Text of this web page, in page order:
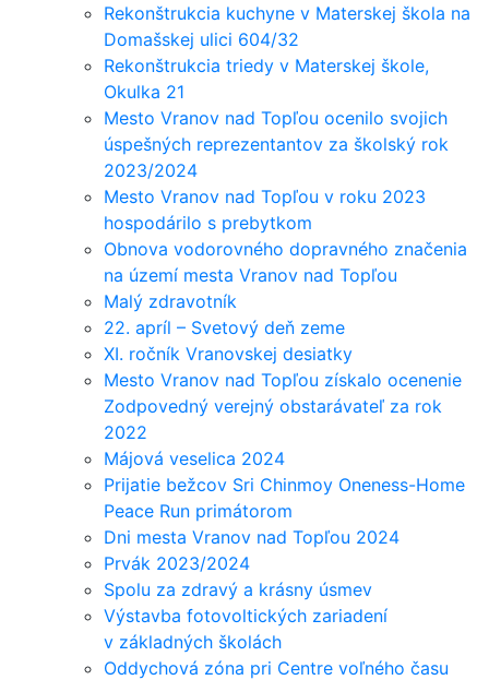
Rekonštrukcia kuchyne v Materskej škola na
Domašskej ulici 604/32
Rekonštrukcia triedy v Materskej škole,
Okulka 21
Mesto Vranov nad Topľou ocenilo svojich
úspešných reprezentantov za školský rok
2023/2024
Mesto Vranov nad Topľou v roku 2023
hospodárilo s prebytkom
Obnova vodorovného dopravného značenia
na území mesta Vranov nad Topľou
Malý zdravotník
22. apríl – Svetový deň zeme
XI. ročník Vranovskej desiatky
Mesto Vranov nad Topľou získalo ocenenie
Zodpovedný verejný obstarávateľ za rok
2022
Májová veselica 2024
Prijatie bežcov Sri Chinmoy Oneness-Home
Peace Run primátorom
Dni mesta Vranov nad Topľou 2024
Prvák 2023/2024
Spolu za zdravý a krásny úsmev
Výstavba fotovoltických zariadení
v základných školách
Oddychová zóna pri Centre voľného času